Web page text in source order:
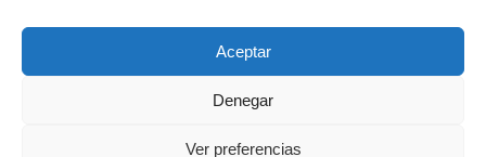
Aceptar
Denegar
Ver preferencias
Más Información sobre Cookies